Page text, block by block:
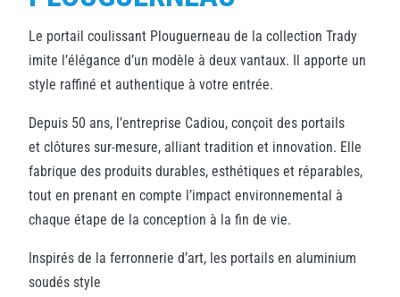
Le portail coulissant Plouguerneau de la collection Trady
imite l’élégance d’un modèle à deux vantaux. Il apporte un
style raffiné et authentique à votre entrée.
Depuis 50 ans, l’entreprise Cadiou, conçoit des portails
et clôtures sur-mesure, alliant tradition et innovation. Elle
fabrique des produits durables, esthétiques et réparables,
tout en prenant en compte l’impact environnemental à
chaque étape de la conception à la fin de vie.
Inspirés de la ferronnerie d’art, les portails en aluminium
soudés style